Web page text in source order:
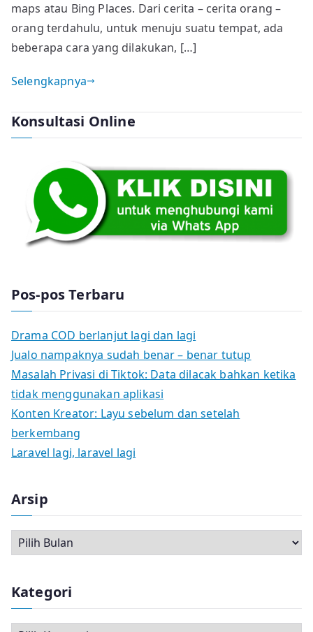
maps atau Bing Places. Dari cerita – cerita orang –
orang terdahulu, untuk menuju suatu tempat, ada
beberapa cara yang dilakukan, […]
Selengkapnya
Konsultasi Online
Pos-pos Terbaru
Drama COD berlanjut lagi dan lagi
Jualo nampaknya sudah benar – benar tutup
Masalah Privasi di Tiktok: Data dilacak bahkan ketika
tidak menggunakan aplikasi
Konten Kreator: Layu sebelum dan setelah
berkembang
Laravel lagi, laravel lagi
Arsip
r
iKategori